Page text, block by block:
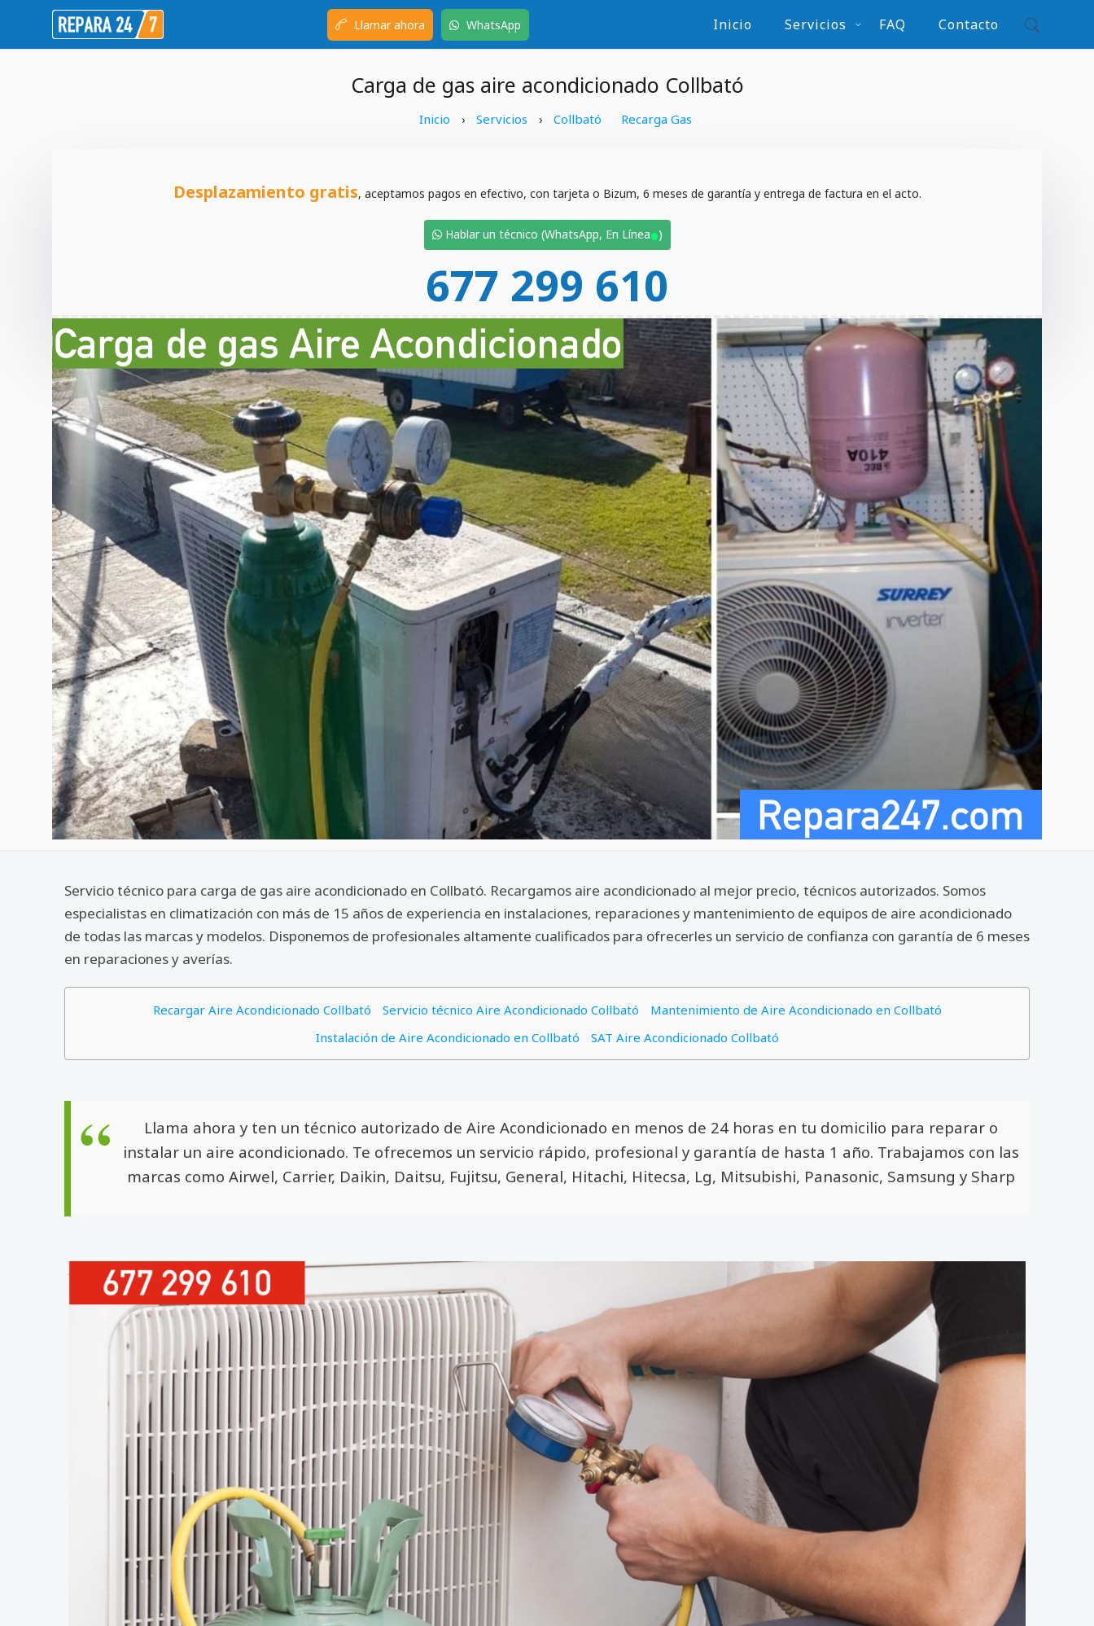
Llamar ahora WhatsApp Inicio Servicios FAQ Contacto
Carga de gas aire acondicionado Collbató
Inicio › Servicios › Collbató Recarga Gas
Desplazamiento gratis, aceptamos pagos en efectivo, con tarjeta o Bizum, 6 meses de garantía y entrega de factura en el acto.
Hablar un técnico (WhatsApp, En Línea•)
677 299 610
Servicio técnico para carga de gas aire acondicionado en Collbató. Recargamos aire acondicionado al mejor precio, técnicos autorizados. Somos
especialistas en climatización con más de 15 años de experiencia en instalaciones, reparaciones y mantenimiento de equipos de aire acondicionado
de todas las marcas y modelos. Disponemos de profesionales altamente cualificados para ofrecerles un servicio de confianza con garantía de 6 meses
en reparaciones y averías.
Recargar Aire Acondicionado Collbató Servicio técnico Aire Acondicionado Collbató
Mantenimiento de Aire Acondicionado en Collbató
Instalación de Aire Acondicionado en Collbató
SAT Aire Acondicionado Collbató
Llama ahora y ten un técnico autorizado de Aire Acondicionado en menos de 24 horas en tu domicilio para reparar o
instalar un aire acondicionado. Te ofrecemos un servicio rápido, profesional y garantía de hasta 1 año. Trabajamos con las
marcas como Airwel, Carrier, Daikin, Daitsu, Fujitsu, General, Hitachi, Hitecsa, Lg, Mitsubishi, Panasonic, Samsung y Sharp